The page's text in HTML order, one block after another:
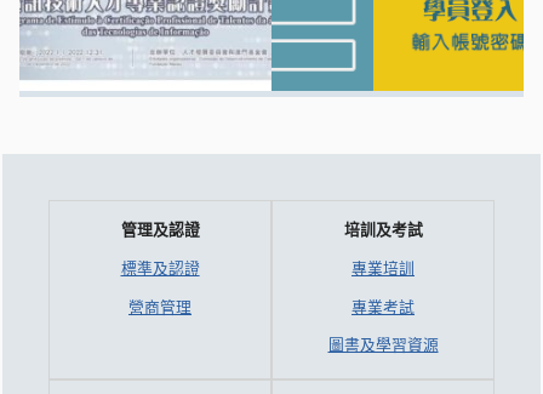
管理及認證
標準及認證
營商管理
培訓及考試
專業培訓
專業考試
圖書及學習資源